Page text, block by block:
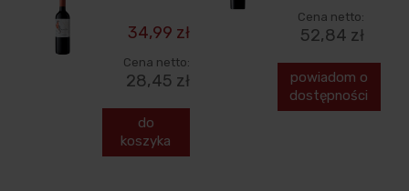
34,99 zł
Cena netto:
28,45 zł
do
koszyka
Cena netto:
52,84 zł
powiadom o
dostępności